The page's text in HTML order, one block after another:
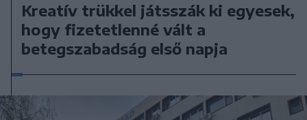
Kreatív trükkel játsszák ki egyesek,
hogy fizetetlenné vált a
betegszabadság első napja